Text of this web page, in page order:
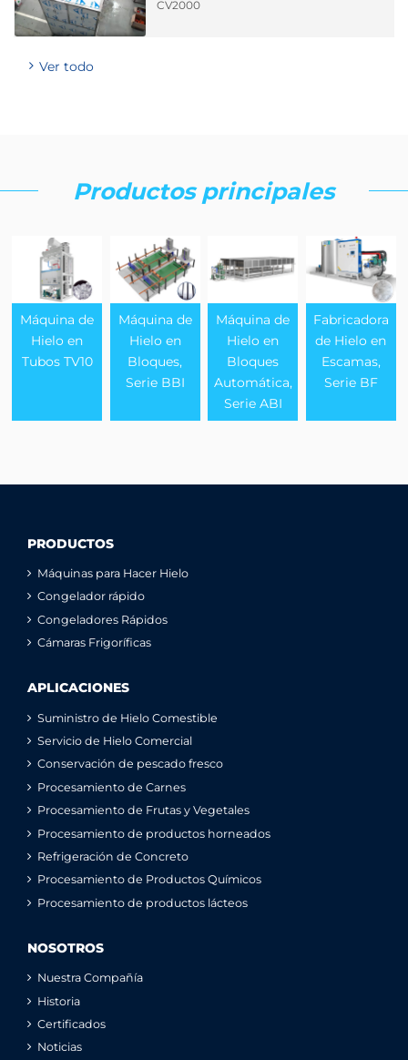
CV2000
Ver todo
Productos principales
Máquina de
Hielo en
Tubos TV10
Máquina de
Hielo en
Bloques,
Serie BBI
Máquina de
Hielo en
Bloques
Automática,
Serie ABI
Fabricadora
de Hielo en
Escamas,
Serie BF
PRODUCTOS
Máquinas para Hacer Hielo
Congelador rápido
Congeladores Rápidos
Cámaras Frigoríficas
APLICACIONES
Suministro de Hielo Comestible
Servicio de Hielo Comercial
Conservación de pescado fresco
Procesamiento de Carnes
Procesamiento de Frutas y Vegetales
Procesamiento de productos horneados
Refrigeración de Concreto
Procesamiento de Productos Químicos
Procesamiento de productos lácteos
NOSOTROS
Nuestra Compañía
Historia
Certificados
Noticias